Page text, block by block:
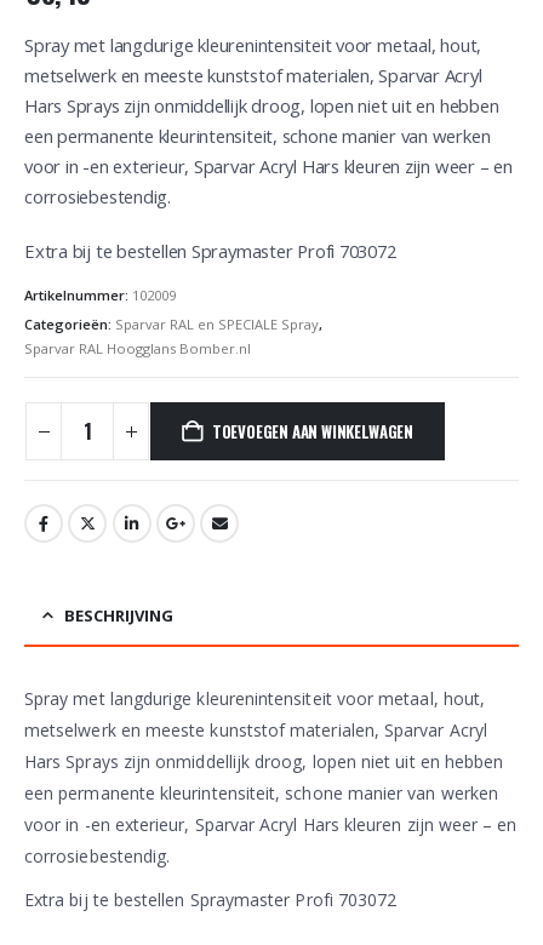
Spray met langdurige kleurenintensiteit voor metaal, hout,
metselwerk en meeste kunststof materialen, Sparvar Acryl
Hars Sprays zijn onmiddellijk droog, lopen niet uit en hebben
een permanente kleurintensiteit, schone manier van werken
voor in -en exterieur, Sparvar Acryl Hars kleuren zijn weer – en
corrosiebestendig.
Extra bij te bestellen Spraymaster Profi 703072
Artikelnummer: 102009
Categorieën: Sparvar RAL en SPECIALE Spray,
Sparvar RAL Hoogglans Bomber.nl
TOEVOEGEN AAN WINKELWAGEN
BESCHRIJVING
Spray met langdurige kleurenintensiteit voor metaal, hout,
metselwerk en meeste kunststof materialen, Sparvar Acryl
Hars Sprays zijn onmiddellijk droog, lopen niet uit en hebben
een permanente kleurintensiteit, schone manier van werken
voor in -en exterieur, Sparvar Acryl Hars kleuren zijn weer – en
corrosiebestendig.
Extra bij te bestellen Spraymaster Profi 703072